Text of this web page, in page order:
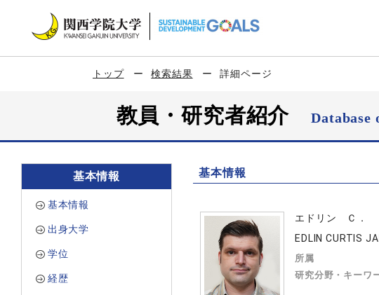
トップ 検索結果 詳細ページ
教員・研究者紹介Database
基本情報
基本情報
出身大学
学位
経歴
基本情報
エドリン Ｃ．
EDLIN CURTIS
所属
研究分野・キーワ